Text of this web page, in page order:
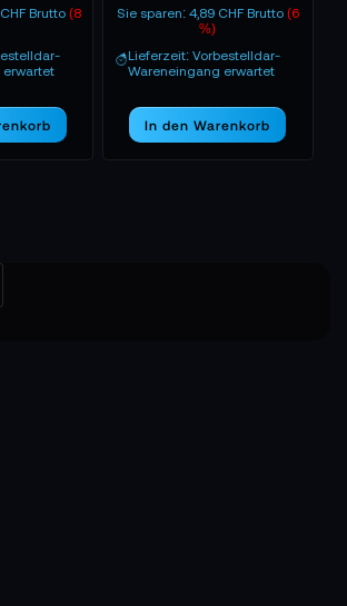
Brutto(8
Sie sparen: 4,89 CHF Brutto (6
%)
Lieferzeit: Vorbestelldar-
Wareneingang erwartet
In den Warenkorb